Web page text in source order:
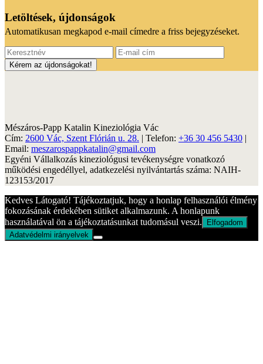
Letöltések, újdonságok
Automatikusan megkapod e-mail címedre a friss bejegyzéseket.
Mészáros-Papp Katalin Kineziológia Vác
Cím: 2600 Vác, Szent Flórián u. 28. | Telefon: +36 30 456 5430 |
Email: meszarospappkatalin@gmail.com
Egyéni Vállalkozás kineziológusi tevékenységre vonatkozó
működési engedéllyel, adatkezelési nyilvántartás száma: NAIH-
123153/2017
Kedves Látogató! Tájékoztatjuk, hogy a honlap felhasználói élmény
fokozásának érdekében sütiket alkalmazunk. A honlapunk
használatával ön a tájékoztatásunkat tudomásul veszi.
Elfogadom
Adatvédelmi irányelvek